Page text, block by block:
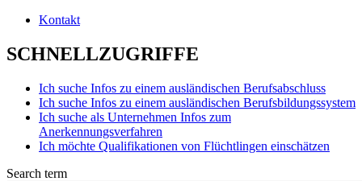
Kontakt
SCHNELLZUGRIFFE
Ich suche Infos zu einem ausländischen Berufsabschluss
Ich suche Infos zu einem ausländischen Berufsbildungssystem
Ich suche als Unternehmen Infos zum
Anerkennungsverfahren
Ich möchte Qualifikationen von Flüchtlingen einschätzen
Search term